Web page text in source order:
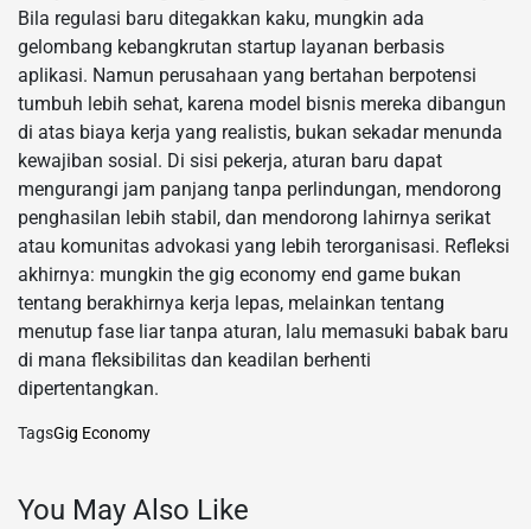
Bila regulasi baru ditegakkan kaku, mungkin ada
gelombang kebangkrutan startup layanan berbasis
aplikasi. Namun perusahaan yang bertahan berpotensi
tumbuh lebih sehat, karena model bisnis mereka dibangun
di atas biaya kerja yang realistis, bukan sekadar menunda
kewajiban sosial. Di sisi pekerja, aturan baru dapat
mengurangi jam panjang tanpa perlindungan, mendorong
penghasilan lebih stabil, dan mendorong lahirnya serikat
atau komunitas advokasi yang lebih terorganisasi. Refleksi
akhirnya: mungkin the gig economy end game bukan
tentang berakhirnya kerja lepas, melainkan tentang
menutup fase liar tanpa aturan, lalu memasuki babak baru
di mana fleksibilitas dan keadilan berhenti
dipertentangkan.
TagsGig Economy
You May Also Like